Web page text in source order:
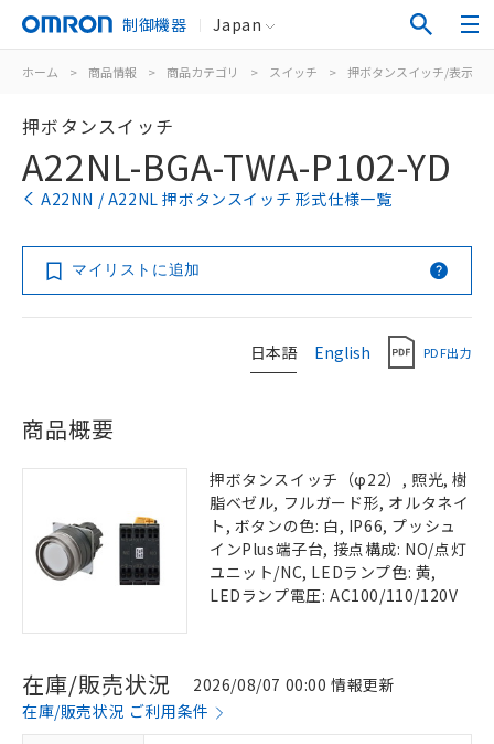
制御機器 Japan
ホーム > 商品情報 > 商品カテゴリ > スイッチ > 押ボタンスイッチ/表示灯
押ボタンスイッチ
A22NL-BGA-TWA-P102-YD
A22NN / A22NL 押ボタンスイッチ 形式仕様一覧
マイリストに追加
日本語 English PDF出力
商品概要
押ボタンスイッチ（φ22）, 照光, 樹
脂ベゼル, フルガード形, オルタネイ
ト, ボタンの色: 白, IP66, プッシュ
インPlus端子台, 接点構成: NO/点灯
ユニット/NC, LEDランプ色: 黄,
LEDランプ電圧: AC100/110/120V
在庫/販売状況
2026/08/07 00:00 情報更新
在庫/販売状況 ご利用条件